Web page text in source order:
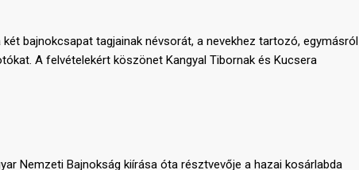
bajnokcsapat tagjainak névsorát, a nevekhez tartozó, egymásról
A felvételekért köszönet Kangyal Tibornak és Kucsera
Nemzeti Bajnokság kiírása óta résztvevője a hazai kosárlabda